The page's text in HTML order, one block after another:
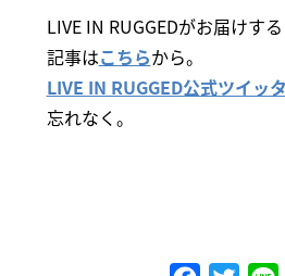
LIVE IN RUGGEDがお届けす
記事はこちらから。
LIVE IN RUGGED公式ツイッ
忘れなく。